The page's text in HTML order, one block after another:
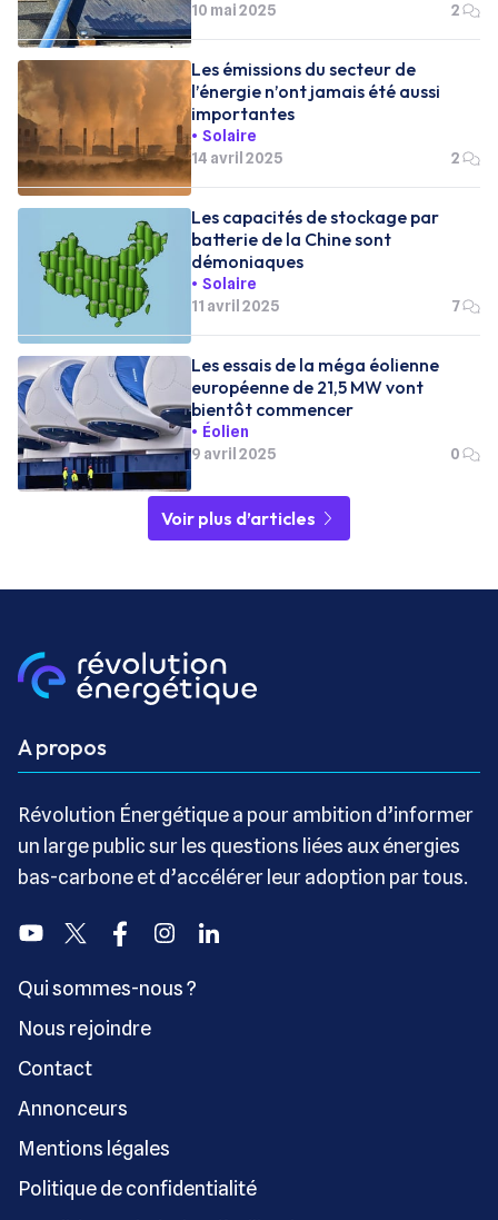
10 mai 2025
2
Les émissions du secteur de
l’énergie n’ont jamais été aussi
importantes
Solaire
14 avril 2025
2
Les capacités de stockage par
batterie de la Chine sont
démoniaques
Solaire
11 avril 2025
7
Les essais de la méga éolienne
européenne de 21,5 MW vont
bientôt commencer
Éolien
9 avril 2025
0
Voir plus d’articles
A propos
Révolution Énergétique a pour ambition d’informer
un large public sur les questions liées aux énergies
bas-carbone et d’accélérer leur adoption par tous.
YoutubeTwitter FacebookInstagramLinkedin
Qui sommes-nous ?
Nous rejoindre
Contact
Annonceurs
Mentions légales
Politique de confidentialité